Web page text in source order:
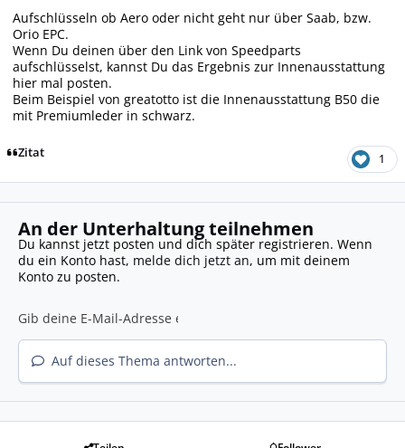
Aufschlüsseln ob Aero oder nicht geht nur über Saab, bzw.
Orio EPC.
Wenn Du deinen über den Link von Speedparts
aufschlüsselst, kannst Du das Ergebnis zur Innenausstattung
hier mal posten.
Beim Beispiel von greatotto ist die Innenausstattung B50 die
mit Premiumleder in schwarz.
Zitat 1
An der Unterhaltung teilnehmen
Du kannst jetzt posten und dich später registrieren. Wenn
du ein Konto hast, melde dich jetzt an, um mit deinem
Konto zu posten.
Auf dieses Thema antworten...